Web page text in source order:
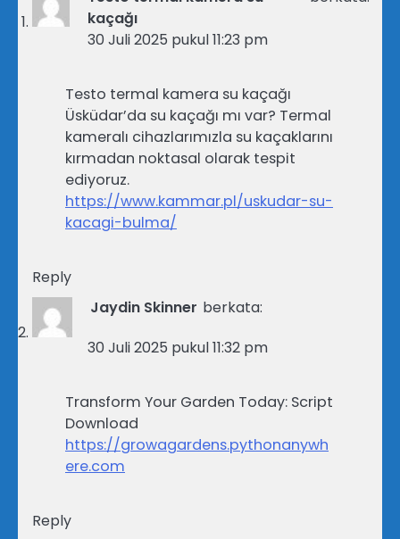
kaçağı
30 Juli 2025 pukul 11:23 pm
Testo termal kamera su kaçağı
Üsküdar’da su kaçağı mı var? Termal
kameralı cihazlarımızla su kaçaklarını
kırmadan noktasal olarak tespit
ediyoruz.
https://www.kammar.pl/uskudar-su-
kacagi-bulma/
Reply
Jaydin Skinner berkata:
30 Juli 2025 pukul 11:32 pm
Transform Your Garden Today: Script
Download
https://growagardens.pythonanywh
ere.com
Reply